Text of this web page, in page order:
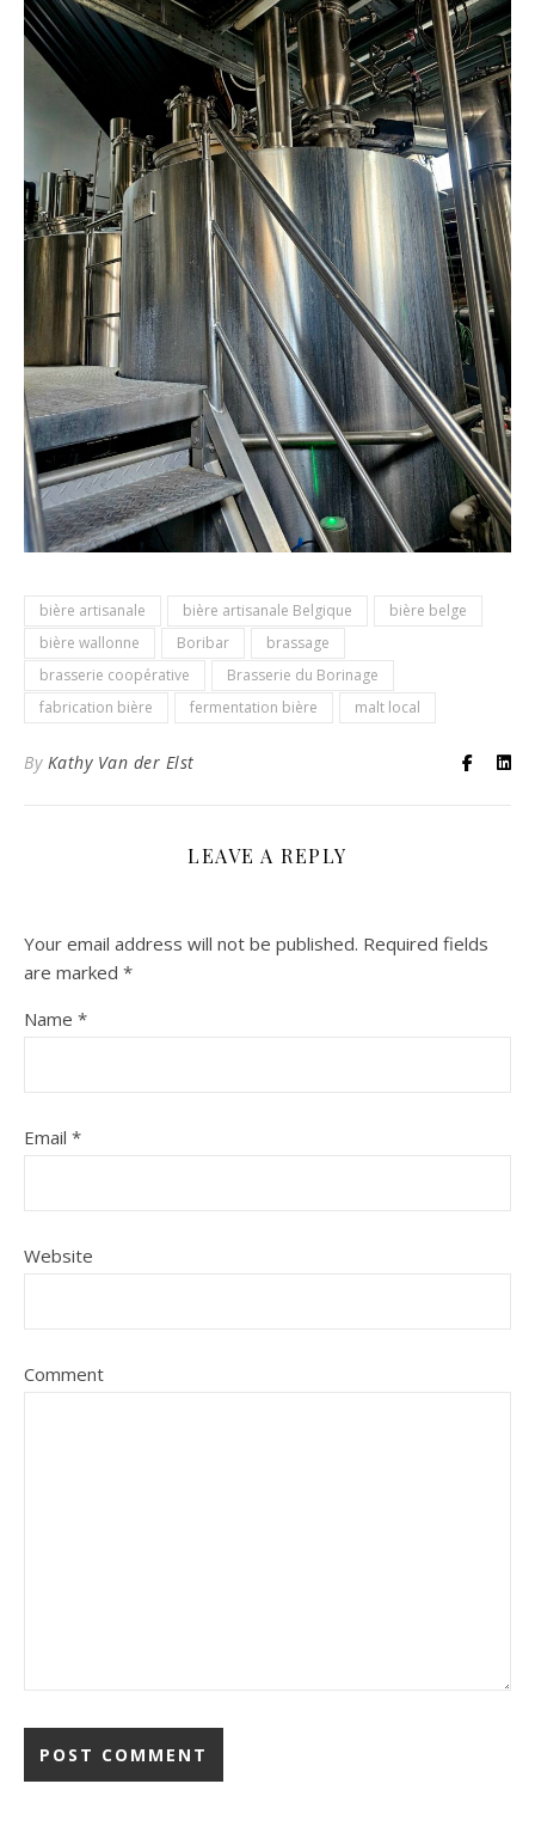
bière artisanale bière artisanale Belgique
bière belge
bière wallonne
Boribar
brassage
brasserie coopérative
Brasserie du Borinage
fabrication bière
fermentation bière malt local
By Kathy Van der Elst
LEAVE A REPLY
Your email address will not be published. Required fields
are marked *
Name *
Email *
Website
Comment